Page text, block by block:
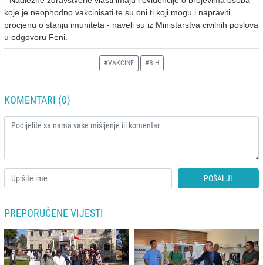
koje je neophodno vakcinisati te su oni ti koji mogu i napraviti
procjenu o stanju imuniteta - naveli su iz Ministarstva civilnih poslova
u odgovoru Feni.
#VAKCINE #BIH
KOMENTARI (0)
POŠALJI
PREPORUČENE VIJESTI